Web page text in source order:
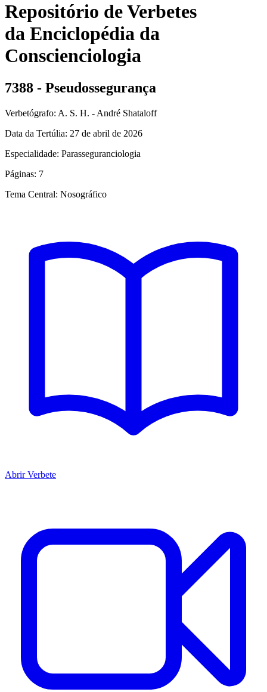
Repositório de Verbetes
da Enciclopédia da
Conscienciologia
7388 - Pseudossegurança
Verbetógrafo: A. S. H. - André Shataloff
Data da Tertúlia: 27 de abril de 2026
Especialidade: Parasseguranciologia
Páginas: 7
Tema Central: Nosográfico
Abrir Verbete